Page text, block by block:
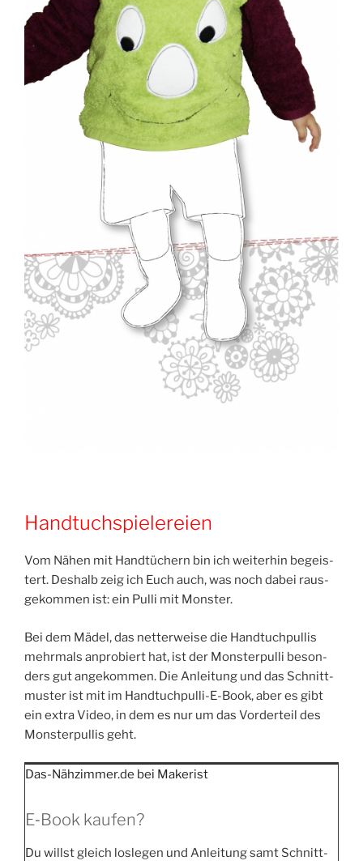
Handtuchspielereien
Vom Nähen mit Hand­tü­chern bin ich wei­ter­hin begeis­
tert. Des­halb zeig ich Euch auch, was noch dabei raus­
ge­kom­men ist: ein Pul­li mit Monster.
Bei dem Mädel, das net­ter­wei­se die Hand­tuch­pul­lis
mehr­mals anpro­biert hat, ist der Mons­ter­pul­li beson­
ders gut ange­kom­men. Die Anlei­tung und das Schnitt­
mus­ter ist mit im Hand­tuch­pul­li-E-Book, aber es gibt
ein extra Video, in dem es nur um das Vor­der­teil des
Mons­ter­pul­lis geht.
Das-Nähzimmer.de bei Make­rist
E‑Book kaufen?
Du willst gleich los­le­gen und Anlei­tung samt Schnitt­